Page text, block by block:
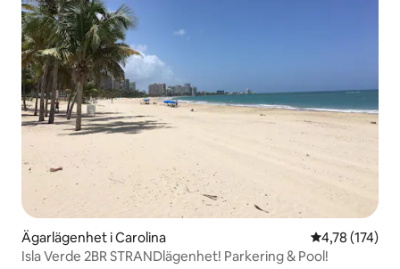
Ägarlägenhet i Carolina 4,78 av 5 i
4,78 (174)
Isla Verde 2BR STRANDlägenhet! Parkering & Pool!